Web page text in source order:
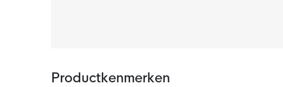
Productkenmerken